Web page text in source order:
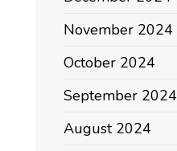
November 2024
October 2024
September 2024
August 2024